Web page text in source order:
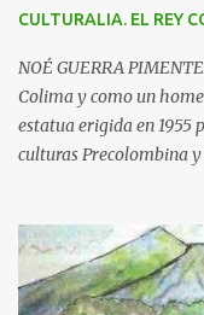
s
CULTURALIA. EL REY
NOÉ GUERRA
Colima y como un
estatua erigida en 1955
culturas Precolombina
de México. El
sobre una base
labrada en piedra tono